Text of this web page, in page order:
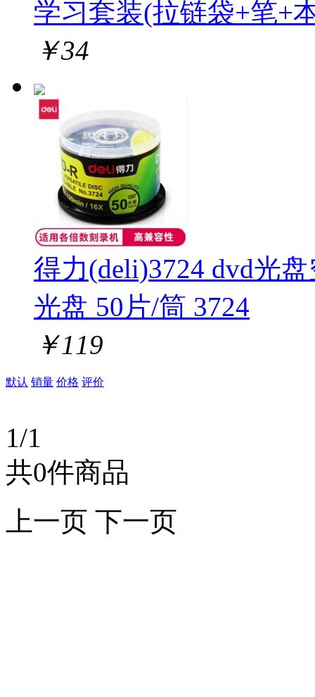
学习套装(拉链袋+笔+
￥34
得力(deli)3724 dvd光
光盘 50片/筒 3724
￥119
默认 销量 价格 评价
1/1
共0件商品
上一页 下一页